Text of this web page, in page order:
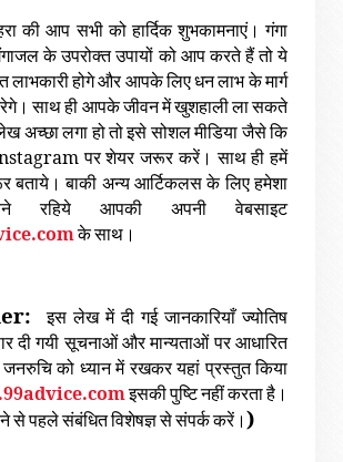
की आप सभी को हार्दिक शुभकामनाएं। गंगा
के उपरोक्त उपायों को आप करते हैं तो ये
होगे और आपके लिए धन लाभ के मार्ग
साथ ही आपके जीवन में खुशहाली ला सकते
अच्छा लगा हो तो इसे सोशल मीडिया जैसे कि
पर शेयर जरूर करें। साथ ही हमें
बाकी अन्य आर्टिकलस के लिए हमेशा
रहिये आपकी अपनी वेबसाइट
के साथ।
इस लेख में दी गई जानकारियाँ ज्योतिष
दी गयी सूचनाओं और मान्यताओं पर आधारित
जनरुचि को ध्यान में रखकर यहां प्रस्तुत किया
इसकीपुष्टिनहींकरताहै।
सेपहलेसंबंधितविशेषज्ञसेसंपर्ककरें। )